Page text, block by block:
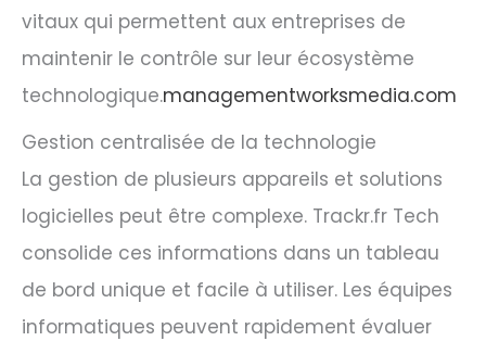
vitaux qui permettent aux entreprises de
maintenir le contrôle sur leur écosystème
technologique.managementworksmedia.com
Gestion centralisée de la technologie
La gestion de plusieurs appareils et solutions
logicielles peut être complexe. Trackr.fr Tech
consolide ces informations dans un tableau
de bord unique et facile à utiliser. Les équipes
informatiques peuvent rapidement évaluer